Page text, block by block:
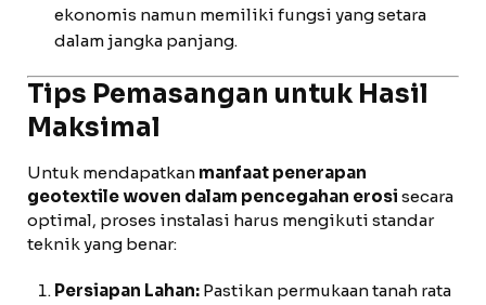
ekonomis namun memiliki fungsi yang setara
dalam jangka panjang.
Tips Pemasangan untuk Hasil
Maksimal
Untuk mendapatkan manfaat penerapan
geotextile woven dalam pencegahan erosi secara
optimal, proses instalasi harus mengikuti standar
teknik yang benar:
Persiapan Lahan: Pastikan permukaan tanah rata